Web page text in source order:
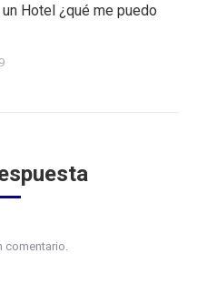
Hotel ¿qué me puedo
comentario.